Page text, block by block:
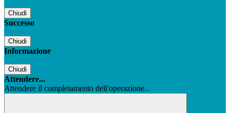
Chiudi
Successo
Chiudi
Informazione
Chiudi
Attendere...
Attendere il completamento dell'operazione...